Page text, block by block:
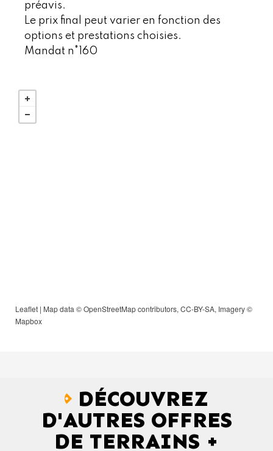
préavis.
Le prix final peut varier en fonction des
options et prestations choisies.
Mandat n°160
Leaflet | Map data ©OpenStreetMapcontributors, CC-BY-SA, Imagery ©
Mapbox
DÉCOUVREZ
D'AUTRES OFFRES
DE TERRAINS +